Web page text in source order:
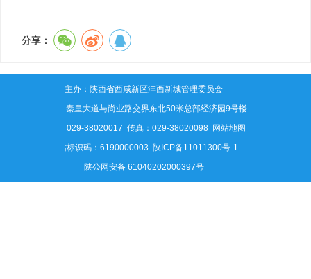
分享：
主办：陕西省西咸新区沣西新城管理委员会
地址：秦皇大道与尚业路交界东北50米总部经济园9号楼
电话：029-38020017 传真：029-38020098 网站地图
网站标识码：6190000003 陕ICP备11011300号-1
陕公网安备 61040202000397号